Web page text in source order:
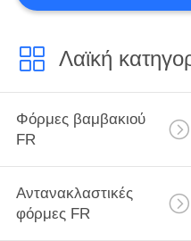
Λαϊκή
Φόρμες βαμβακιού
FR
Αντανακλαστικές
φόρμες FR